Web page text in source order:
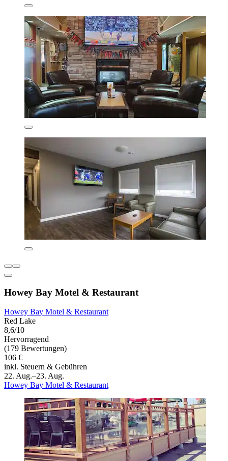
Howey Bay Motel & Restaurant
Howey Bay Motel & Restaurant
Red Lake
8,6/10
Hervorragend
(179 Bewertungen)
106 €
inkl. Steuern & Gebühren
22. Aug.–23. Aug.
Howey Bay Motel & Restaurant